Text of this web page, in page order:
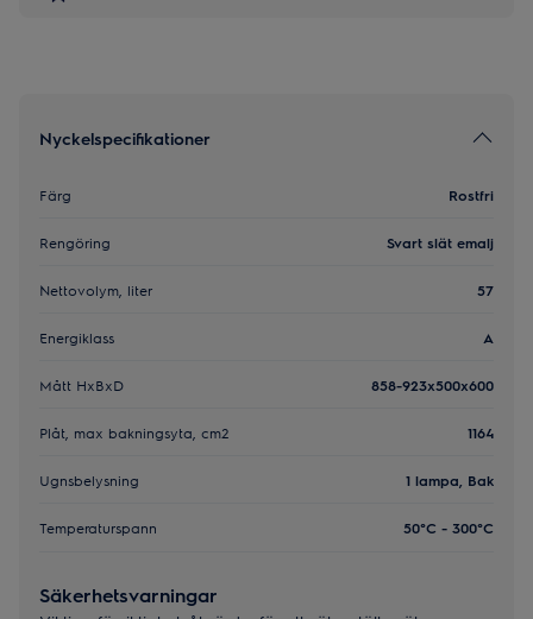
Nyckelspecifikationer
Färg Rostfri
Rengöring Svart slät emalj
Nettovolym, liter 57
Energiklass A
Mått HxBxD 858-923x500x600
Plåt, max bakningsyta, cm2 1164
Ugnsbelysning 1 lampa, Bak
Temperaturspann 50°C - 300°C
Säkerhetsvarningar